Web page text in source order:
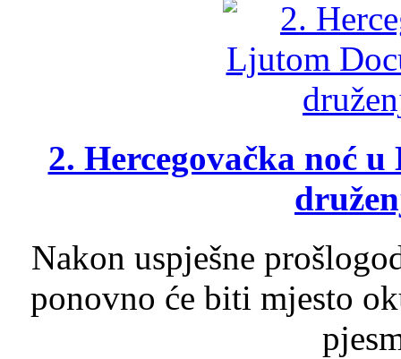
2. Hercegovačka noć
Nakon uspješne
ponovno će biti mjesto